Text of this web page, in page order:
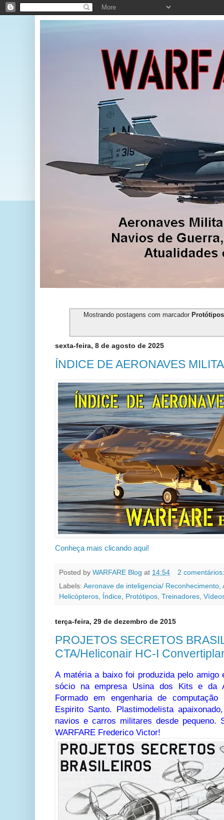
Mostrando postagens com marcador Protótipos
sexta-feira, 8 de agosto de 2025
ÍNDICE DE AERONAVES
Conheça mais clicando aqui!
Posted by WARFARE Blog at 14:54
2
Labels: Aeronave de inteligencia/ Reconhecimento
Helicópteros
Índice Protótipos Treinadores
terça-feira, 29 de dezembro de 2015
PROJETOS SECRETOS
CTA/Heliconair HC-I
A matéria a baixo foi produzida pelo amigo
sócio na empresa Usina dos Kits e da
Formado em engenharia de
Espirito Santo. Plastimodelista
navios e carros militares desde pequeno.
WARFARE Frederico Victor!